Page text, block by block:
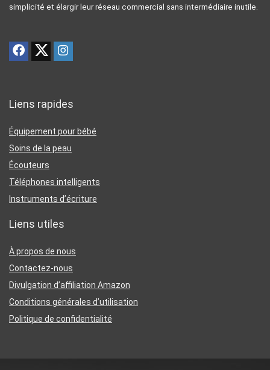
simplicité et élargir leur réseau commercial sans intermédiaire inutile.
Liens rapides
Équipement pour bébé
Soins de la peau
Écouteurs
Téléphones intelligents
Instruments d’écriture
Liens utiles
À propos de nous
Contactez-nous
Divulgation d’affiliation Amazon
Conditions générales d’utilisation
Politique de confidentialité